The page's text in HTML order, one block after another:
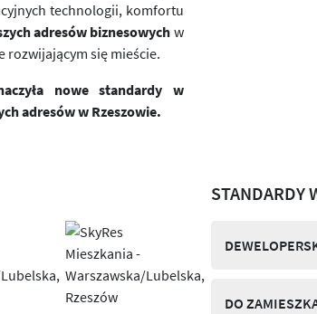
technologii, komfortu
adresów biznesowychw
rozwijającym się mieście.
nowe standardy w
adresów w Rzeszowie.
STANDARDY
DO